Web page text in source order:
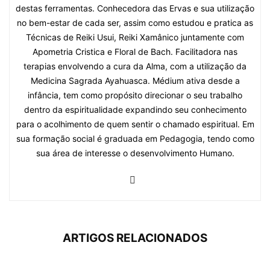
destas ferramentas. Conhecedora das Ervas e sua utilização
no bem-estar de cada ser, assim como estudou e pratica as
Técnicas de Reiki Usui, Reiki Xamânico juntamente com
Apometria Cristica e Floral de Bach. Facilitadora nas
terapias envolvendo a cura da Alma, com a utilização da
Medicina Sagrada Ayahuasca. Médium ativa desde a
infância, tem como propósito direcionar o seu trabalho
dentro da espiritualidade expandindo seu conhecimento
para o acolhimento de quem sentir o chamado espiritual. Em
sua formação social é graduada em Pedagogia, tendo como
sua área de interesse o desenvolvimento Humano.
ARTIGOS RELACIONADOS